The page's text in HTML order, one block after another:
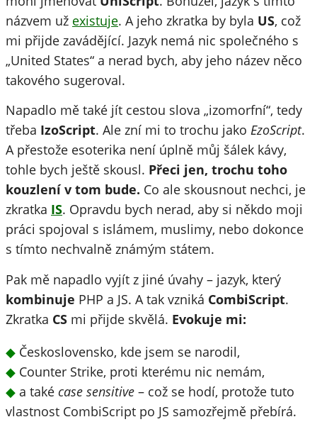
názvem už existuje. A jeho zkratka by byla US, což
mi přijde zavádějící. Jazyk nemá nic společného s
„United States“ a nerad bych, aby jeho název něco
takového sugeroval.
Napadlo mě také jít cestou slova „izomorfní“, tedy
třeba IzoScript. Ale zní mi to trochu jako EzoScript.
A přestože esoterika není úplně můj šálek kávy,
tohle bych ještě skousl. Přeci jen, trochu toho
kouzlení v tom bude. Co ale skousnout nechci, je
zkratka IS. Opravdu bych nerad, aby si někdo moji
práci spojoval s islámem, muslimy, nebo dokonce
s tímto nechvalně známým státem.
Pak mě napadlo vyjít z jiné úvahy – jazyk, který
kombinuje PHP a JS. A tak vzniká CombiScript.
Zkratka CS mi přijde skvělá. Evokuje mi:
Československo, kde jsem se narodil,
Counter Strike, proti kterému nic nemám,
a také case sensitive – což se hodí, protože tuto
vlastnost CombiScript po JS samozřejmě přebírá.